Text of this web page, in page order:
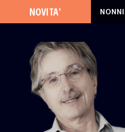
NOVITA'